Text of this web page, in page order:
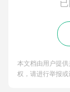
本文档由用户提
权，请进行举报或